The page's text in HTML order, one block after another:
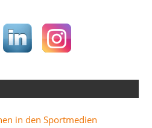
in den Sportmedien